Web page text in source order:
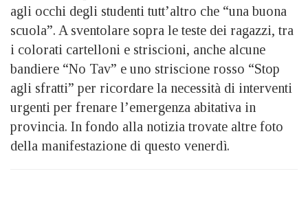
agli occhi degli studenti tutt’altro che “una buona
scuola”. A sventolare sopra le teste dei ragazzi, tra
i colorati cartelloni e striscioni, anche alcune
bandiere “No Tav” e uno striscione rosso “Stop
agli sfratti” per ricordare la necessità di interventi
urgenti per frenare l’emergenza abitativa in
provincia. In fondo alla notizia trovate altre foto
della manifestazione di questo venerdì.